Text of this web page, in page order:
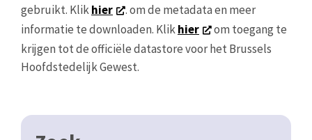
gebruikt. Klikhier
. om de metadata en meer
informatie te downloaden. Klikhier
om toegang te
krijgen tot de officiële datastore voor het Brussels
Hoofdstedelijk Gewest.